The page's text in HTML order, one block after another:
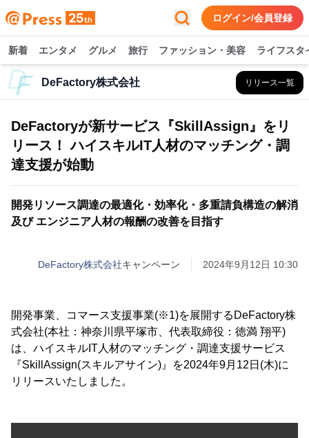
ログイン/会員登録
新着 エンタメ グルメ 旅行 ファッション・美容 ライフスタ
DeFactory株式会社 リリース一覧
DeFactoryが新サービス『SkillAssign』をリ
リース！ ハイスキルIT人材のマッチング・調
達支援が始動
開発リソース調達の最適化・効率化・多重請負構造の解消
及び エンジニア人材の報酬の改善を目指す
DeFactory株式会社キャンペーン 2024年9月12日 10:30
開発事業、コマース支援事業(※1)を展開するDeFactory株
式会社(本社：神奈川県平塚市、代表取締役：徳満 翔平)
は、ハイスキルIT人材のマッチング・調達支援サービス
『SkillAssign(スキルアサイン)』を2024年9月12日(木)に
リリースいたしました。